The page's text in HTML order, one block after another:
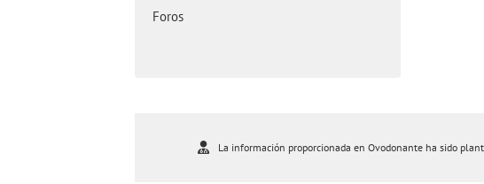
Foros
La información proporcionada en Ovodonante ha sido